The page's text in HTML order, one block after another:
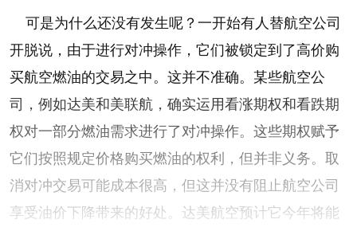
可是为什么还没有发生呢？一开始有人替航空公司
开脱说，由于进行对冲操作，它们被锁定到了高价购
买航空燃油的交易之中。这并不准确。某些航空公
司，例如达美和美联航，确实运用看涨期权和看跌期
权对一部分燃油需求进行了对冲操作。这些期权赋予
它们按照规定价格购买燃油的权利，但并非义务。取
消对冲交易可能成本很高，但这并没有阻止航空公司
享受油价下降带来的好处。达美航空预计它今年将能